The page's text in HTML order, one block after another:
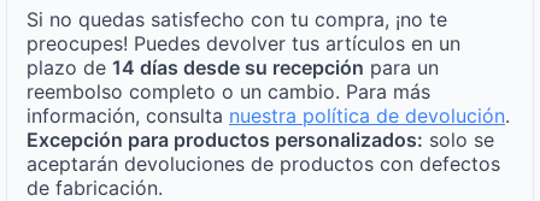
Si no quedas satisfecho con tu compra, ¡no te
preocupes! Puedes devolver tus artículos en un
plazo de 14 días desde su recepción para un
reembolso completo o un cambio. Para más
información, consulta nuestra política de devolución.
Excepción para productos personalizados: solo se
aceptarán devoluciones de productos con defectos
de fabricación.